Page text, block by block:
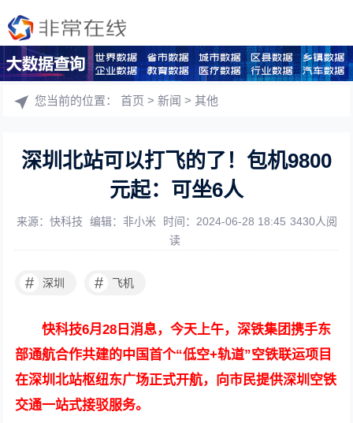
您当前的位置：首页 >新闻 >其他
深圳北站可以打飞的了！包机9800
元起：可坐6人
来源：快科技 编辑：非小米 时间：2024-06-28 18:45 3430人阅
读
# 深圳 # 飞机
快科技6月28日消息，今天上午，深铁集团携手东
部通航合作共建的中国首个“低空+轨道”空铁联运项目
在深圳北站枢纽东广场正式开航，向市民提供深圳空铁
交通一站式接驳服务。